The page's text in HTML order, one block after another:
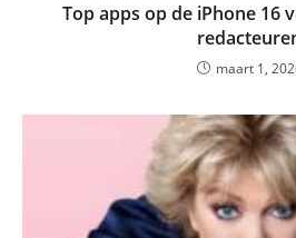
Top apps op de iPhone 16
maart 1,